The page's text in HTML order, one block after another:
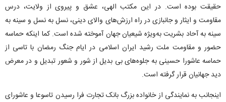
حقیقت بوده است. در این مکتب الهی، عشق و پیروی از ولایت، درس
مقاومت و ایثار و جانبازی در راه ارزش‌های والای دینی، نسل به نسل و سینه به
سینه به آحاد بشریت به‌ویژه شیعیان جهان آموخته شده است. کما اینکه حماسه
حضور و مقاومت ملت رشید ایران اسلامی در ایام جنگ رمضان با تاسی از
حماسه عاشورا حسینی به جلوه‌های بی بدیل از شور و شعور تبدیل و در معرض
دید جهانیان قرار گرفته است.
اینجانب به نمایندگی از خانواده بزرگ بانک تجارت فرا رسیدن تاسوعا و عاشورای